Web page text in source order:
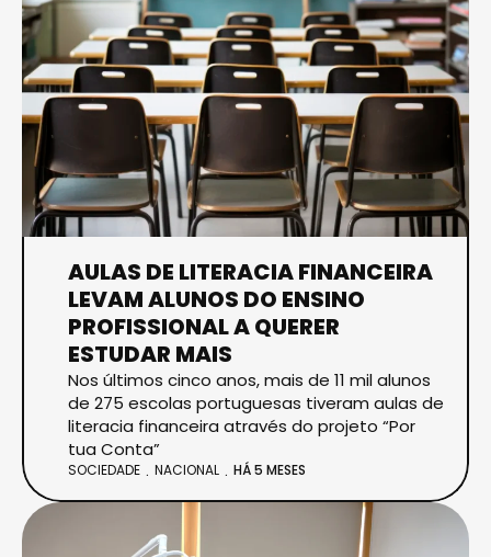
AULAS DE LITERACIA FINANCEIRA
LEVAM ALUNOS DO ENSINO
PROFISSIONAL A QUERER
ESTUDAR MAIS
Nos últimos cinco anos, mais de 11 mil alunos
de 275 escolas portuguesas tiveram aulas de
literacia financeira através do projeto “Por
tua Conta”
SOCIEDADE NACIONAL HÁ 5 MESES